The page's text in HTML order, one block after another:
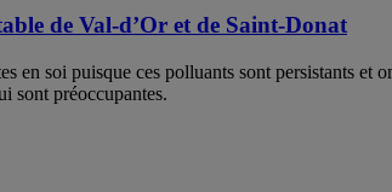
de Val-d’Or et de Saint-Donat
en soi puisque ces polluants sont persistants
sont préoccupantes.